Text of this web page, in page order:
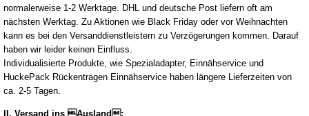
normalerweise 1-2 Werktage. DHL und deutsche Post liefern oft am
nächsten Werktag. Zu Aktionen wie Black Friday oder vor Weihnachten
kann es bei den Versanddienstleistern zu Verzögerungen kommen. Darauf
haben wir leider keinen Einfluss.
Individualisierte Produkte, wie Spezialadapter, Einnähservice und
HuckePack Rückentragen Einnähservice haben längere Lieferzeiten von
ca. 2-5 Tagen.
II. Versand ins Ausland: